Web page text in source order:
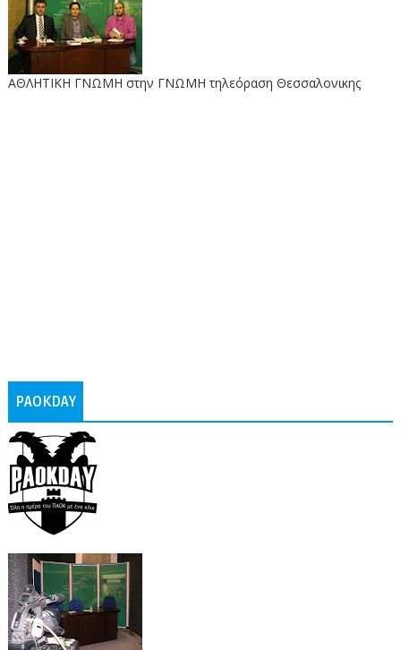
ΑΘΛΗΤΙΚΗ ΓΝΩΜΗ στην ΓΝΩΜΗ τηλεόραση Θεσσαλονικης
PAOKDAY